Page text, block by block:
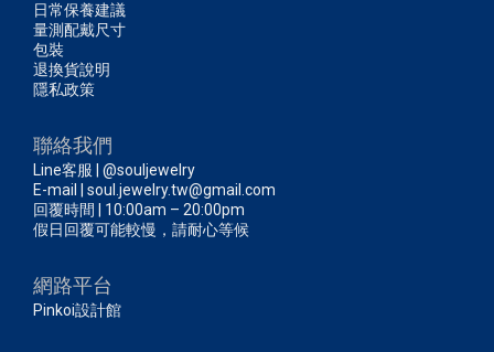
日常保養建議
量測配戴尺寸
包裝
退換貨說明
隱私政策
聯絡我們
Line客服 | @souljewelry
E-mail | soul.jewelry.tw@gmail.com
回覆時間 | 10:00am – 20:00pm
假日回覆可能較慢，請耐心等候
網路平台
Pinkoi設計館